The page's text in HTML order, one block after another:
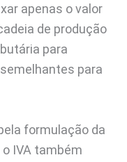
apenas o valor
de produção
para
para
formulação da
IVA também